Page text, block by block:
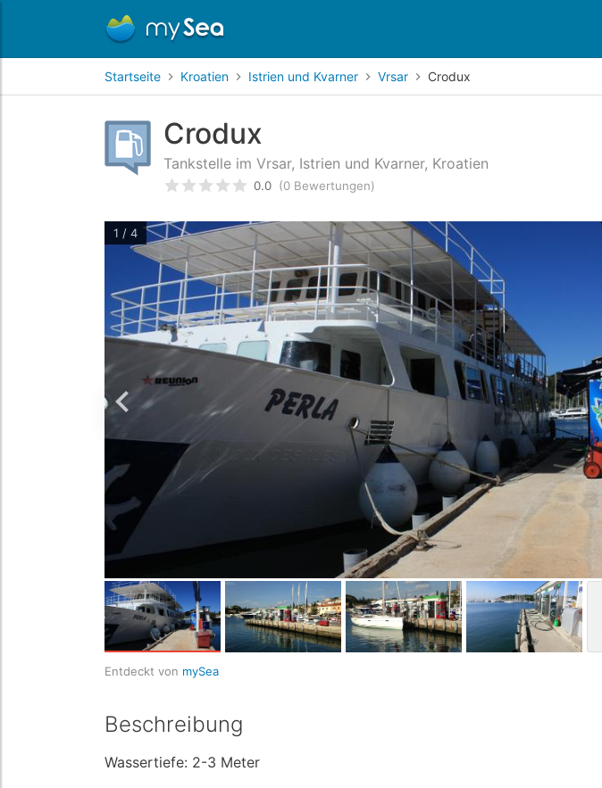
Startseite Kroatien Istrien und Kvarner Vrsar Crodux
Crodux
Tankstelle im Vrsar, Istrien und Kvarner, Kroatien
bewertet0 /5 beyogen auf
0.0 (0 Bewertungen)
1 / 4
Entdeckt von mySea
Beschreibung
Wassertiefe: 2-3 Meter